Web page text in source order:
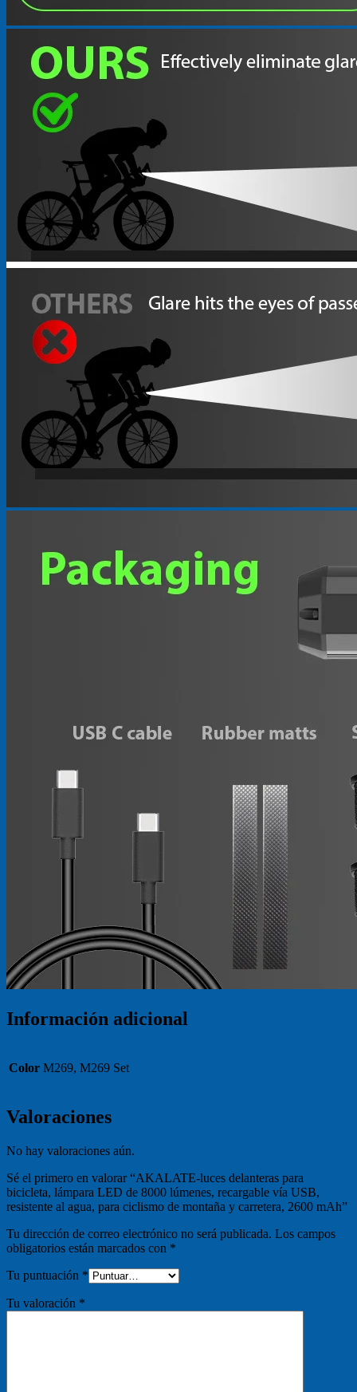
Información adicional
Color M269, M269 Set
Valoraciones
No hay valoraciones aún.
Sé el primero en valorar “AKALATE-luces delanteras para
bicicleta, lámpara LED de 8000 lúmenes, recargable vía USB,
resistente al agua, para ciclismo de montaña y carretera, 2600 mAh”
Tu dirección de correo electrónico no será publicada. Los campos
obligatorios están marcados con *
Tu puntuación *
Tu valoración *